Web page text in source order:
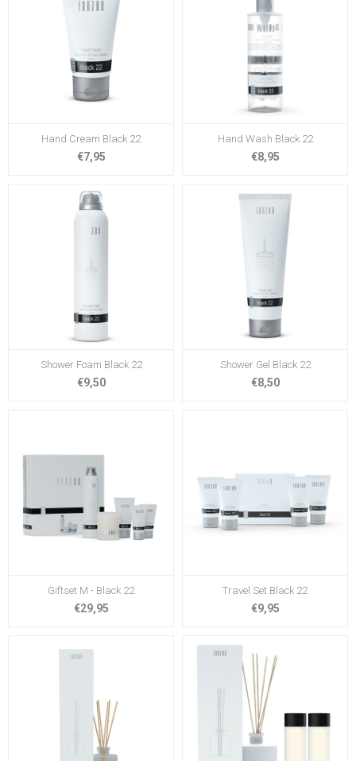
Hand Cream Black 22
€7,95
Hand Wash Black 22
€8,95
Shower Foam Black 22
€9,50
Shower Gel Black 22
€8,50
Giftset M - Black 22
€29,95
Travel Set Black 22
€9,95